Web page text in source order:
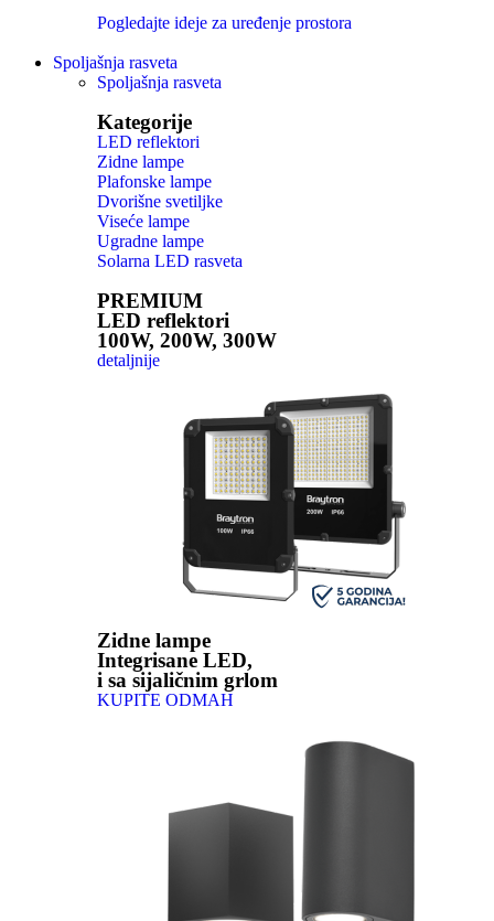
Pogledajte ideje za uređenje prostora
Spoljašnja rasveta
Spoljašnja rasveta
Kategorije
LED reflektori
Zidne lampe
Plafonske lampe
Dvorišne svetiljke
Viseće lampe
Ugradne lampe
Solarna LED rasveta
PREMIUM
LED reflektori
100W, 200W, 300W
detaljnije
Zidne lampe
Integrisane LED,
i sa sijaličnim grlom
KUPITE ODMAH